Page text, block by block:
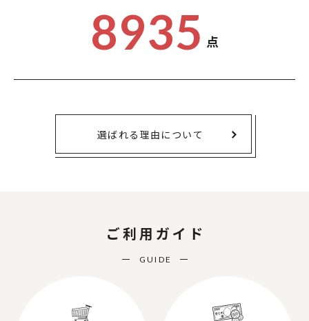
8935 点
選ばれる理由について
ご利用ガイド
GUIDE